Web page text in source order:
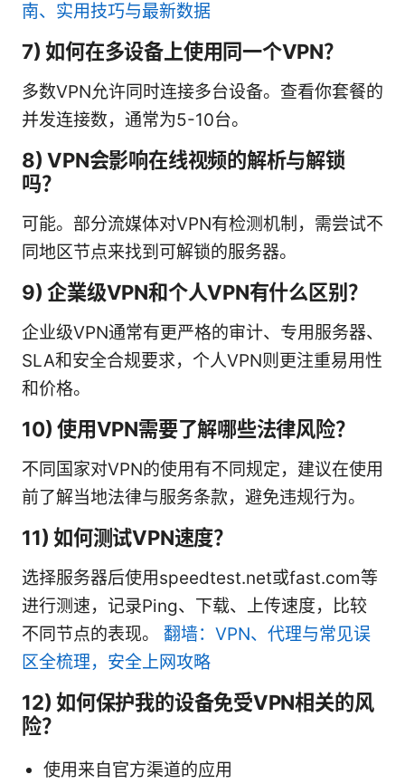
南、实用技巧与最新数据
7) 如何在多设备上使用同一个VPN？
多数VPN允许同时连接多台设备。查看你套餐的
并发连接数，通常为5-10台。
8) VPN会影响在线视频的解析与解锁
吗？
可能。部分流媒体对VPN有检测机制，需尝试不
同地区节点来找到可解锁的服务器。
9) 企業级VPN和个人VPN有什么区别？
企业级VPN通常有更严格的审计、专用服务器、
SLA和安全合规要求，个人VPN则更注重易用性
和价格。
10) 使用VPN需要了解哪些法律风险？
不同国家对VPN的使用有不同规定，建议在使用
前了解当地法律与服务条款，避免违规行为。
11) 如何测试VPN速度？
选择服务器后使用speedtest.net或fast.com等
进行测速，记录Ping、下载、上传速度，比较
不同节点的表现。 翻墙：VPN、代理与常见误
区全梳理，安全上网攻略
12) 如何保护我的设备免受VPN相关的风
险？
使用来自官方渠道的应用